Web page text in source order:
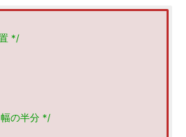
*/
の半分 */